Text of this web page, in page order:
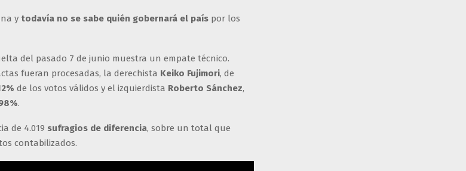
y todavía no se sabe quién gobernará el país por los
del pasado 7 de junio muestra un empate técnico.
fueran procesadas, la derechista Keiko Fujimori, de
de los votos válidos y el izquierdista Roberto Sánchez,
.
de 4.019 sufragios de diferencia, sobre un total que
contabilizados.